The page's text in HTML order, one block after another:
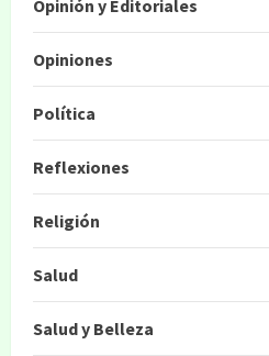
Opinión y Editoriales
Opiniones
Política
Reflexiones
Religión
Salud
Salud y Belleza